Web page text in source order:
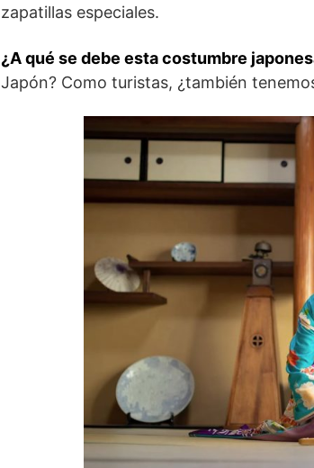
zapatillas especiales.
¿A qué se debe esta costumbre
Japón? Como turistas, ¿también